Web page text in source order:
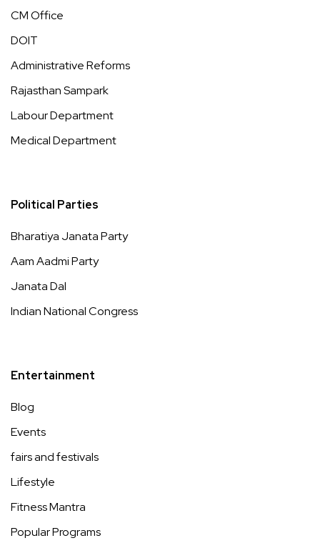
CM Office
DOIT
Administrative Reforms
Rajasthan Sampark
Labour Department
Medical Department
Political Parties
Bharatiya Janata Party
Aam Aadmi Party
Janata Dal
Indian National Congress
Entertainment
Blog
Events
fairs and festivals
Lifestyle
Fitness Mantra
Popular Programs